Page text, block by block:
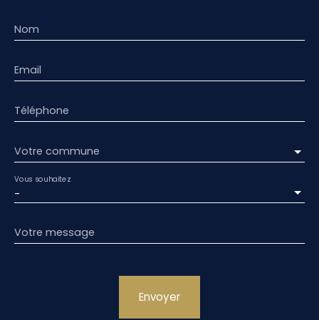
Nom
Email
Téléphone
Votre commune
-
Vous souhaitez
Votre message
Envoyer